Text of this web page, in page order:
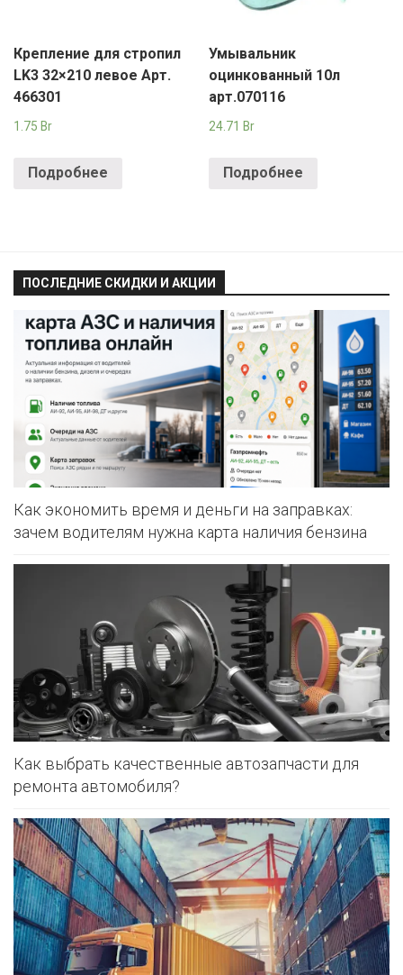
Крепление для стропил
LK3 32×210 левое Арт.
466301
1.75 Br
Подробнее
Умывальник
оцинкованный 10л
арт.070116
24.71 Br
Подробнее
ПОСЛЕДНИЕ СКИДКИ И АКЦИИ
Как экономить время и деньги на заправках:
зачем водителям нужна карта наличия бензина
Как выбрать качественные автозапчасти для
ремонта автомобиля?